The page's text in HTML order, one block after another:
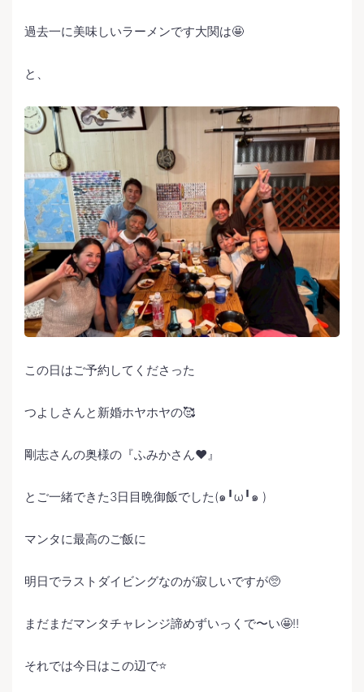
過去一に美味しいラーメンです大関は🤩
と、
この日はご予約してくださった
つよしさんと新婚ホヤホヤの🥰
剛志さんの奥様の『ふみかさん❤️』
とご一緒できた3日目晩御飯でした(๑╹ω╹๑ )
マンタに最高のご飯に
明日でラストダイビングなのが寂しいですが🥺
まだまだマンタチャレンジ諦めずいっくで〜い🤩‼️
それでは今日はこの辺で⭐️